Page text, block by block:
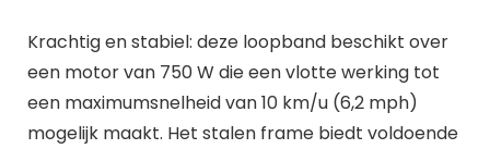
Krachtig en stabiel: deze loopband beschikt over
een motor van 750 W die een vlotte werking tot
een maximumsnelheid van 10 km/u (6,2 mph)
mogelijk maakt. Het stalen frame biedt voldoende